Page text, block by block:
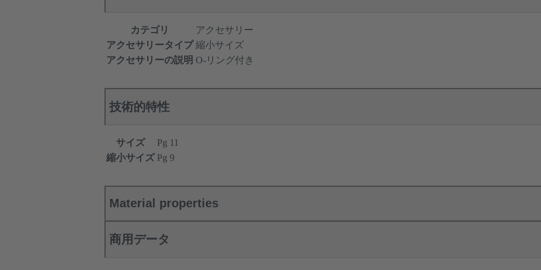
カテゴリ
アクセサリー
アクセサリータイプ 縮小サイズ
アクセサリーの説明 O-リング付き
技術的特性
サイズ
Pg 11
縮小サイズ Pg 9
Material properties
商用データ